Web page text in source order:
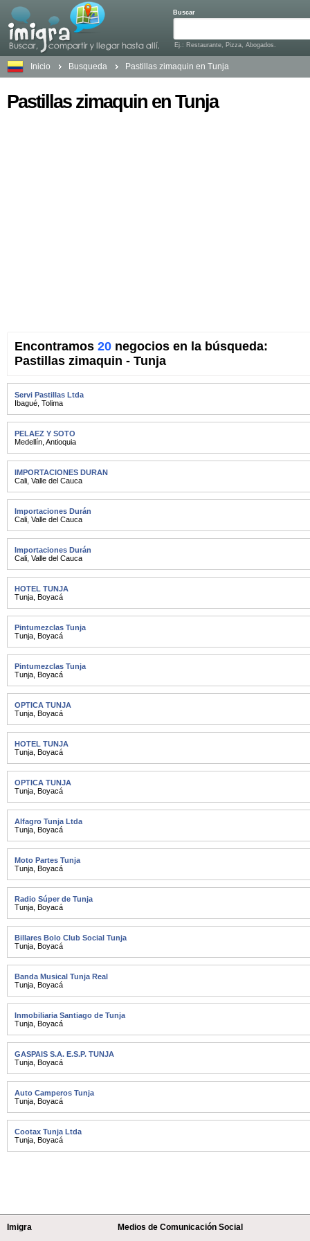
Buscar
Ej.: Restaurante, Pizza, Abogados.
Inicio Busqueda Pastillas zimaquin en Tunja
Pastillas zimaquin en Tunja
Encontramos 20 negocios en la búsqueda:
Pastillas zimaquin - Tunja
Servi Pastillas Ltda
Ibagué Tolima
PELAEZ Y SOTO
Medellín Antioquia
IMPORTACIONES DURAN
Cali Valle del Cauca
Importaciones Durán
Cali Valle del Cauca
Importaciones Durán
Cali Valle del Cauca
HOTEL TUNJA
Tunja Boyacá
Pintumezclas Tunja
Tunja Boyacá
Pintumezclas Tunja
Tunja Boyacá
OPTICA TUNJA
Tunja Boyacá
HOTEL TUNJA
Tunja Boyacá
OPTICA TUNJA
Tunja Boyacá
Alfagro Tunja Ltda
Tunja Boyacá
Moto Partes Tunja
Tunja Boyacá
Radio Súper de Tunja
Tunja Boyacá
Billares Bolo Club Social Tunja
Tunja Boyacá
Banda Musical Tunja Real
Tunja Boyacá
Inmobiliaria Santiago de Tunja
Tunja Boyacá
GASPAIS S.A. E.S.P. TUNJA
Tunja Boyacá
Auto Camperos Tunja
Tunja Boyacá
Cootax Tunja Ltda
Tunja Boyacá
Imigra Medios de Comunicación Social